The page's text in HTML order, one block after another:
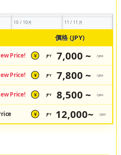
10 / 10月 11 / 11月
價格 (JPY)
Price! ¥ JPY 7,000 ~ /pax
Price! ¥ JPY 7,800 ~ /pax
Price! ¥ JPY 8,500 ~ /pax
¥ JPY 12,000~ /pax